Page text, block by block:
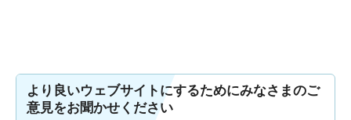
より良いウェブサイトにするためにみなさまのご
意見をお聞かせください